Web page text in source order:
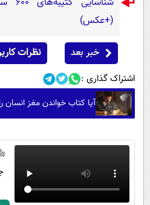
(+عکس)
خبر بعد نظرات
اشتراک گذاری :
آیا کتاب خواندن مغز انسان